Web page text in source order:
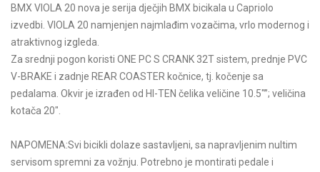
BMX VIOLA 20 nova je serija dječjih BMX bicikala u Capriolo
izvedbi. VIOLA 20 namjenjen najmlađim vozačima, vrlo modernog i
atraktivnog izgleda.
Za srednji pogon koristi ONE PC S CRANK 32T sistem, prednje PVC
V-BRAKE i zadnje REAR COASTER kočnice, tj. kočenje sa
pedalama. Okvir je izrađen od HI-TEN čelika veličine 10.5″”; veličina
kotača 20″.
NAPOMENA:Svi bicikli dolaze sastavljeni, sa napravljenim nultim
servisom spremni za vožnju. Potrebno je montirati pedale i